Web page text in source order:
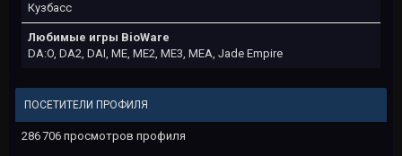
Кузбасс
Любимые игры BioWare
DA:O, DA2, DAI, МЕ, ME2, МЕ3, MEA, Jade Empire
ПОСЕТИТЕЛИ ПРОФИЛЯ
286 706 просмотров профиля